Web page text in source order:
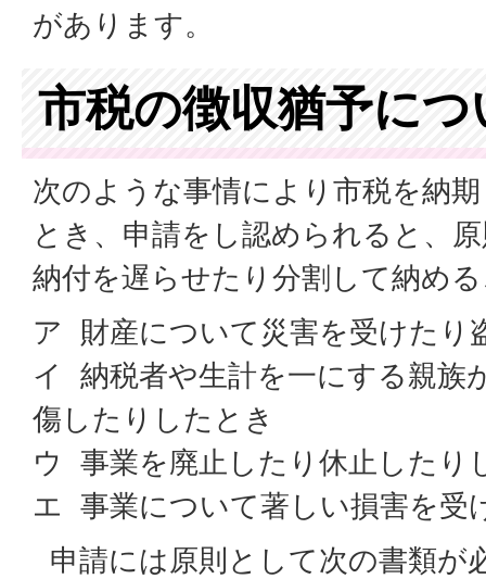
があります。
市税の徴収猶予につ
次のような事情により市税を納
とき、申請をし認められると、
納付を遅らせたり分割して納め
ア 財産について災害を受けたり
イ 納税者や生計を一にする親族
傷したりしたとき
ウ 事業を廃止したり休止したり
エ 事業について著しい損害を受
申請には原則として次の書類が